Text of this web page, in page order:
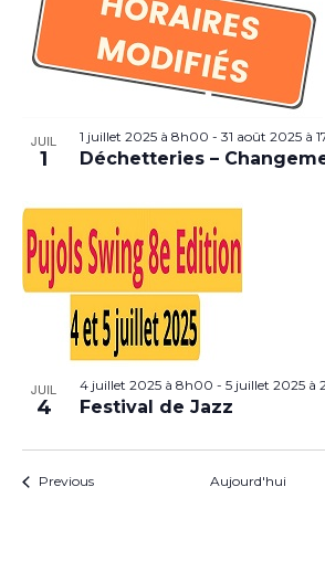
JUIL
1
1 juillet 2025 à 8h00 - 31 août 2025 à
Déchetteries –
JUIL
4
4 juillet 2025 à 8h00 - 5 juillet 2025 à
Festival de Jazz
PreviousÉvènements Aujourd'hui